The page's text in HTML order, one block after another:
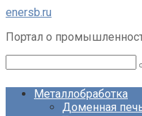
Перейти
контенту
enersb.ru
Портал о
Металлобработка
Доменная